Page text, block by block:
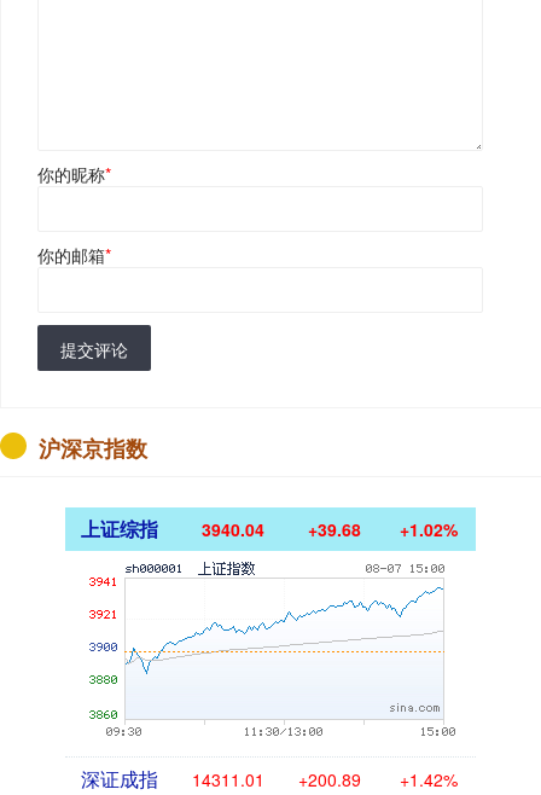
你的昵称*
你的邮箱*
提交评论
沪深京指数
上证综指 3940.04 +39.68 +1.02%
深证成指 14311.01 +200.89 +1.42%